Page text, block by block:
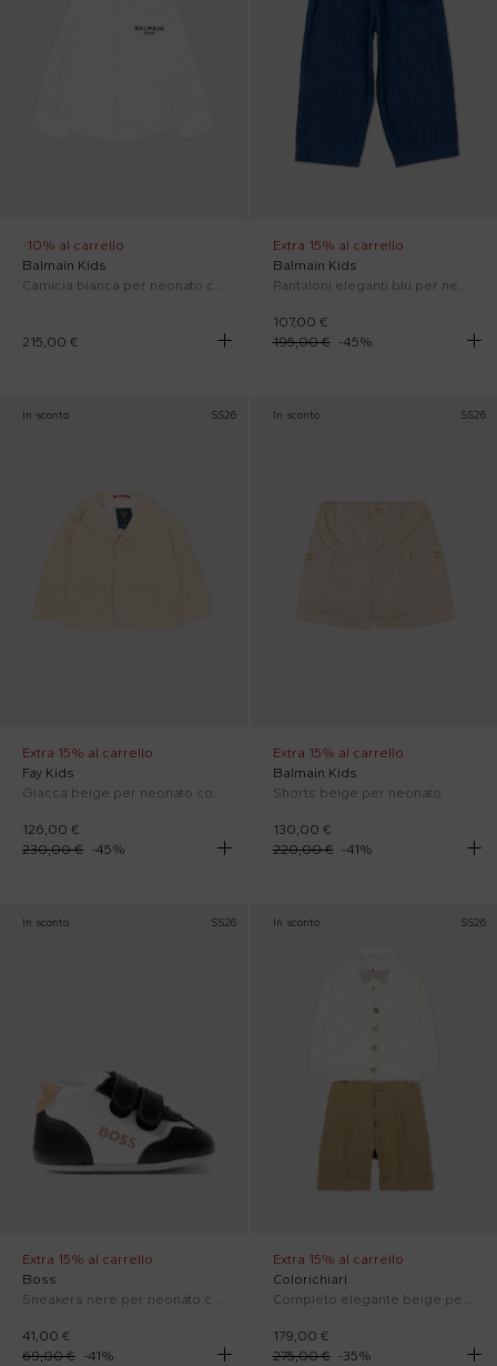
-10% al carrello
Balmain Kids
Camicia bianca per neonato con logo ricamato
215,00 €
Extra 15% al carrello
Balmain Kids
Pantaloni eleganti blu per neonato
107,00 €
195,00 €
-45%
In sconto SS26
Extra 15% al carrello
Fay Kids
126,00 €
230,00 € -45%
In sconto SS26
Extra 15% al carrello
Balmain Kids
Shorts beige per neonato
130,00 €
220,00 €
-41%
In sconto SS26
Extra 15% al carrello
Boss
Sneakers nere per neonato con logo
41,00 €
69,00 € -41%
In sconto SS26
Extra 15% al carrello
Colorichiari
Completo elegante beige per neonato
179,00 €
275,00 €
-35%